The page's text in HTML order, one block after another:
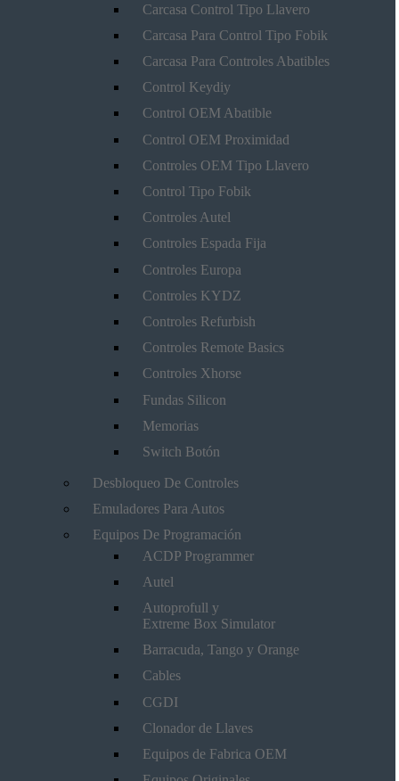
Carcasa Control Tipo Llavero
Carcasa Para Control Tipo Fobik
Carcasa Para Controles Abatibles
Control Keydiy
Control OEM Abatible
Control OEM Proximidad
Controles OEM Tipo Llavero
Control Tipo Fobik
Controles Autel
Controles Espada Fija
Controles Europa
Controles KYDZ
Controles Refurbish
Controles Remote Basics
Controles Xhorse
Fundas Silicon
Memorias
Switch Botón
Desbloqueo De Controles
Emuladores Para Autos
Equipos De Programación
ACDP Programmer
Autel
Autoprofull y
Extreme Box Simulator
Barracuda, Tango y Orange
Cables
CGDI
Clonador de Llaves
Equipos de Fabrica OEM